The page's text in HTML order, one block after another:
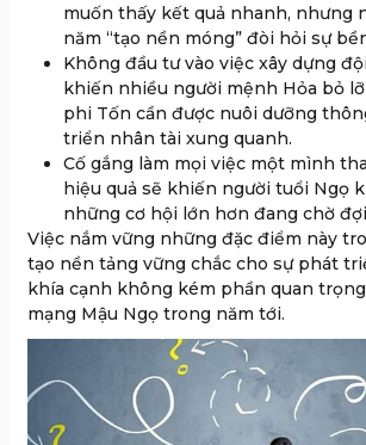
muốn thấy kết quả nhanh, nhưng
năm “tạo nền móng” đòi hỏi sự
Không đầu tư vào việc xây dựng
khiến nhiều người mệnh Hỏa bỏ lỡ
phi Tốn cần được nuôi dưỡng
triển nhân tài xung quanh.
Cố gắng làm mọi việc một mình
hiệu quả sẽ khiến người tuổi Ngọ
những cơ hội lớn hơn đang chờ
Việc nắm vững những đặc điểm này
tạo nền tảng vững chắc cho sự phát
khía cạnh không kém phần quan
mạng Mậu Ngọ trong năm tới.